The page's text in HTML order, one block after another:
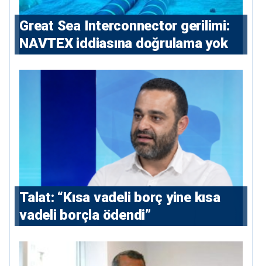
Great Sea Interconnector gerilimi:
NAVTEX iddiasına doğrulama yok
Talat: “Kısa vadeli borç yine kısa
vadeli borçla ödendi”